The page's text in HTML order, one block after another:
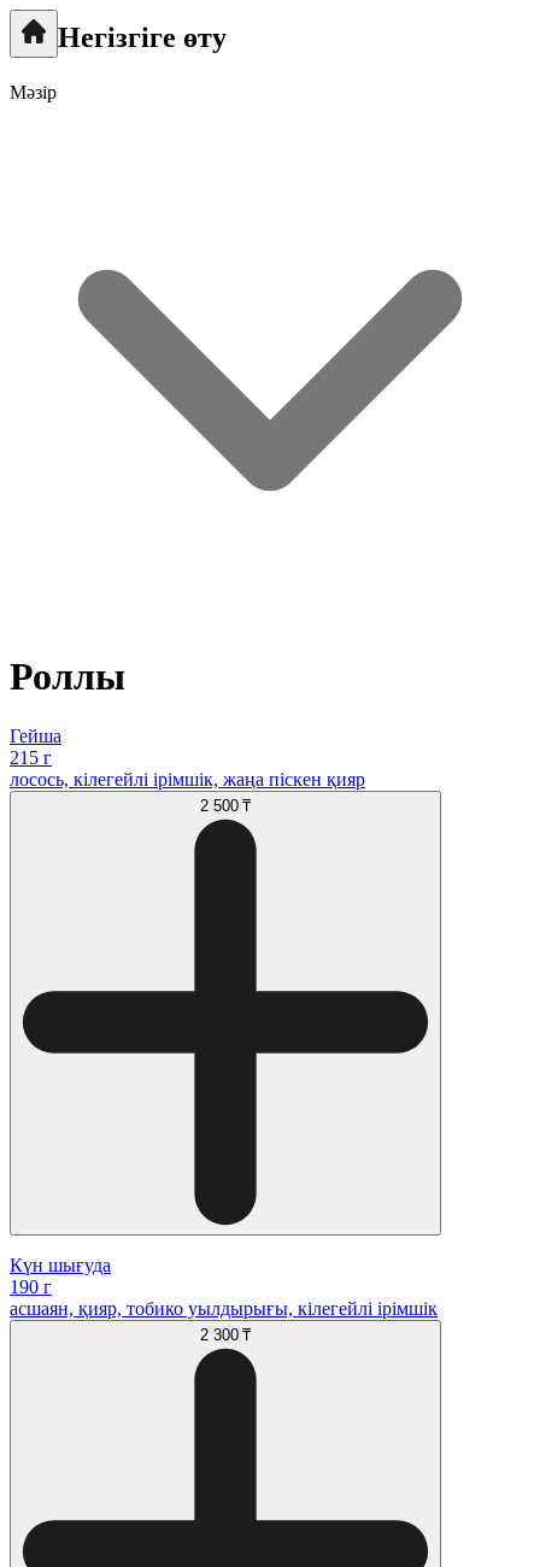
Негізгіге өту
Мәзір
Роллы
Гейша
215 г
лосось, кілегейлі ірімшік, жаңа піскен қияр
2 500 ₸
Күн шығуда
190 г
асшаян, қияр, тобико уылдырығы, кілегейлі ірімшік
2 300 ₸